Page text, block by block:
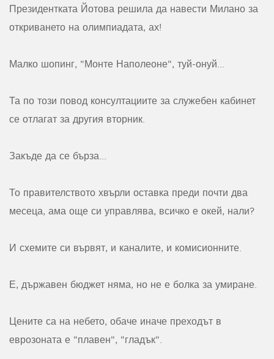
Президентката Йотова решила да навести Милано за
откриването на олимпиадата, ах!
Малко шопинг, "Монте Наполеоне", туй-онуй...
Та по този повод консултациите за служебен кабинет
се отлагат за другия вторник.
Закъде да се бърза...
То правителството хвърли оставка преди почти два
месеца, ама още си управлява, всичко е окей, нали?
И схемите си вървят, и каналите, и комисионните.
Е, държавен бюджет няма, но не е болка за умиране.
Цените са на небето, обаче иначе преходът в
еврозоната е "плавен", "гладък".